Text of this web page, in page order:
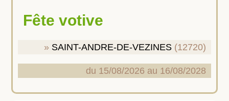
Fête votive
SAINT-ANDRE-DE-VEZINES (12720)
du 15/08/2026 au 16/08/2028